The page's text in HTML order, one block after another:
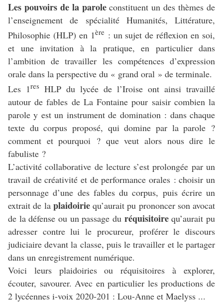
Les pouvoirs de la paroleconstituent un des thèmes de
l’enseignement de spécialité Humanités, Littérature,
Philosophie (HLP) en 1ère: un sujet de réflexion en soi,
et une invitation à la pratique, en particulier dans
l’ambition de travailler les compétences d’expression
orale dans la perspective du « grand oral » de terminale.
Les 1res HLP du lycée de l’Iroise ont ainsi travaillé
autour de fables de La Fontaine pour saisir combien la
parole y est un instrument de domination : dans chaque
texte du corpus proposé, qui domine par la parole ?
comment et pourquoi ? que veut alors nous dire le
fabuliste ?
L’activité collaborative de lecture s’est prolongée par un
travail de créativité et de performance orales : choisir un
personnage d’une des fables du corpus, puis écrire un
extrait de la plaidoiriequ’aurait pu prononcer son avocat
de la défense ou un passage du réquisitoirequ’aurait pu
adresser contre lui le procureur, proférer le discours
judiciaire devant la classe, puis le travailler et le partager
dans un enregistrement numérique.
Voici leurs plaidoiries ou réquisitoires à explorer,
écouter, savourer. Avec en particulier les productions de
2 lycéennes i-voix 2020-201 : Lou-Anne et Maelyss ...